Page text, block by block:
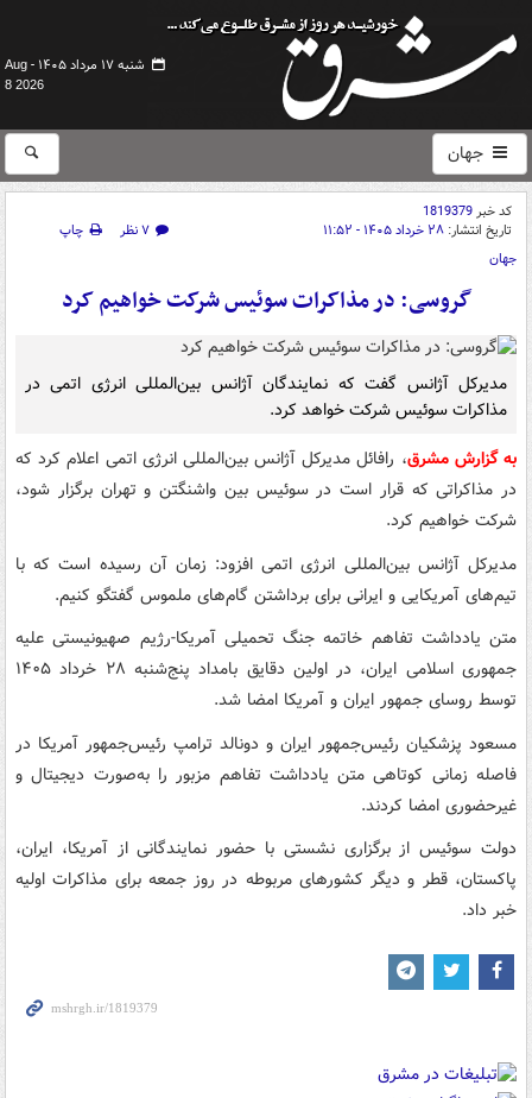
شنبه ۱۷ مرداد ۱۴۰۵ -
Aug
8 2026
جهان
کد خبر1819379
تاریخ انتشار: ۲۸ خرداد ۱۴۰۵ - ۱۱:۵۲ ۷ نظر
چاپ
جهان
گروسی: در مذاکرات سوئیس شرکت خواهیم کرد
مدیرکل آژانس گفت که نمایندگان آژانس بین‌المللی انرژی اتمی در
مذاکرات سوئیس شرکت خواهد کرد.
به گزارش مشرق، رافائل مدیرکل آژانس بین‌المللی انرژی اتمی اعلام کرد که
در مذاکراتی که قرار است در سوئیس بین واشنگتن و تهران برگزار شود،
شرکت خواهیم کرد.
مدیرکل آژانس بین‌المللی انرژی اتمی افزود: زمان آن رسیده است که با
تیم‌های آمریکایی و ایرانی برای برداشتن گام‌های ملموس گفتگو کنیم.
متن یادداشت تفاهم خاتمه جنگ تحمیلی آمریکا-رژیم صهیونیستی علیه
جمهوری اسلامی ایران، در اولین دقایق بامداد پنج‌شنبه ۲۸ خرداد ۱۴۰۵
توسط روسای جمهور ایران و آمریکا امضا شد.
مسعود پزشکیان رئیس‌جمهور ایران و دونالد ترامپ رئیس‌جمهور آمریکا در
فاصله زمانی کوتاهی متن یادداشت تفاهم مزبور را به‌صورت دیجیتال و
غیرحضوری امضا کردند.
دولت سوئیس از برگزاری نشستی با حضور نمایندگانی از آمریکا، ایران،
پاکستان، قطر و دیگر کشورهای مربوطه در روز جمعه برای مذاکرات اولیه
خبر داد.